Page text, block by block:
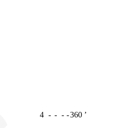
4 - - - -360 ʼ